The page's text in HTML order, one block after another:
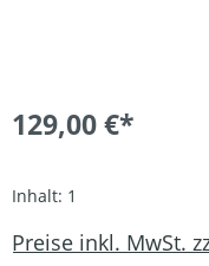
129,00 €*
Inhalt: 1
Preise inkl. MwSt.